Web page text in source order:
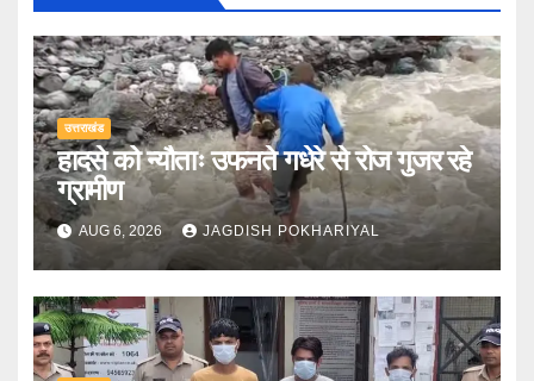
उत्तराखंड
हादसे को न्यौताः उफनते गधेरे से रोज गुजर रहे
ग्रामीण
AUG 6, 2026 JAGDISH POKHARIYAL